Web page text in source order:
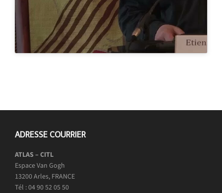
ADRESSE COURRIER
ATLAS – CITL
Espace Van Gogh
13200 Arles, FRANCE
Tél : 04 90 52 05 50